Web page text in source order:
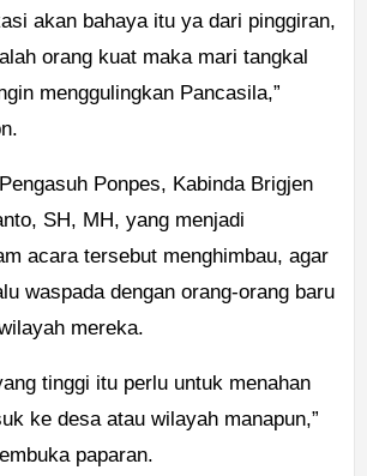
akan bahaya itu ya dari pinggiran,
orang kuat maka mari tangkal
menggulingkan Pancasila,”
Ponpes, Kabinda Brigjen
SH, MH, yang menjadi
acara tersebut menghimbau, agar
waspada dengan orang-orang baru
mereka.
tinggi itu perlu untuk menahan
ke desa atau wilayah manapun,”
paparan.